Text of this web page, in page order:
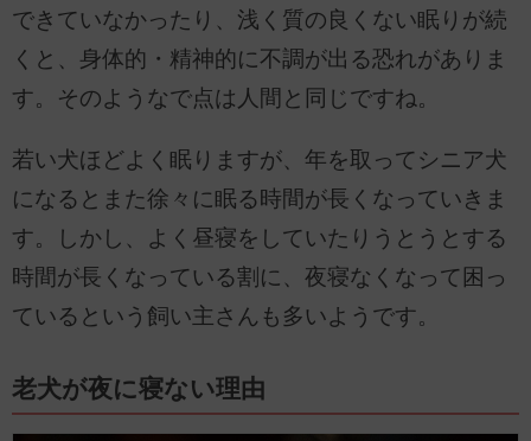
できていなかったり、浅く質の良くない眠りが続
くと、身体的・精神的に不調が出る恐れがありま
す。そのようなで点は人間と同じですね。
若い犬ほどよく眠りますが、年を取ってシニア犬
になるとまた徐々に眠る時間が長くなっていきま
す。しかし、よく昼寝をしていたりうとうとする
時間が長くなっている割に、夜寝なくなって困っ
ているという飼い主さんも多いようです。
老犬が夜に寝ない理由